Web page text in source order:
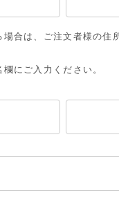
合は、ご注文者様の住
にご入力ください。